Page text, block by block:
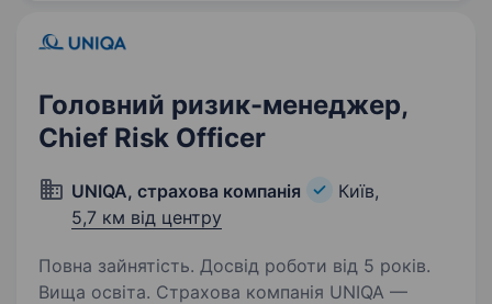
Головний ризик-менеджер,
Chief Risk Officer
UNIQA, страхова компанія
Київ,
5,7 км від центру
Повна зайнятість. Досвід роботи від 5 років.
Вища освіта. Страхова компанія UNIQA —